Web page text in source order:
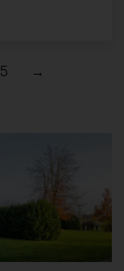
5 →